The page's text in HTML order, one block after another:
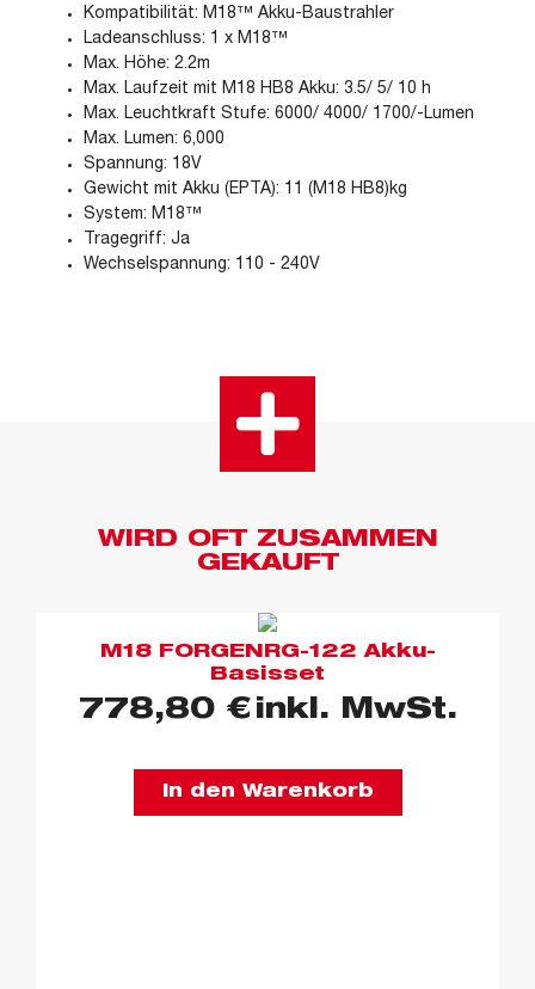
Kompatibilität: M18™ Akku-Baustrahler
Ladeanschluss: 1 x M18™
Max. Höhe: 2.2m
Max. Laufzeit mit M18 HB8 Akku: 3.5/ 5/ 10 h
Max. Leuchtkraft Stufe: 6000/ 4000/ 1700/-Lumen
Max. Lumen: 6,000
Spannung: 18V
Gewicht mit Akku (EPTA): 11 (M18 HB8)kg
System: M18™
Tragegriff: Ja
Wechselspannung: 110 - 240V
WIRD OFT ZUSAMMEN
GEKAUFT
M18 FORGENRG-122 Akku-
Basisset
778,80 € inkl. MwSt.
In den Warenkorb